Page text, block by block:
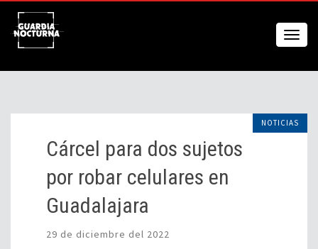
NOTICIAS
Cárcel para dos sujetos
por robar celulares en
Guadalajara
29 de diciembre del 2022